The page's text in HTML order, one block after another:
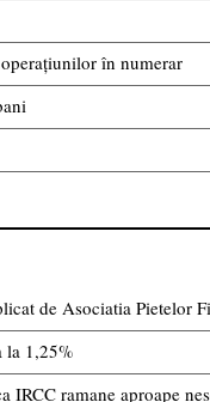
în numerar
de Asociatia Pietelor
la 1,25%
ramane aproape